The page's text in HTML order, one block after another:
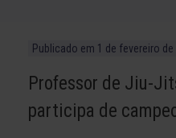
Publicado em 1 de fevereiro de
Professor de Jiu-
participa de